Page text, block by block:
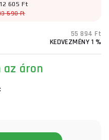
605 Ft
590 Ft
55 894 Ft
KEDVEZMÉNY 1 %
az áron